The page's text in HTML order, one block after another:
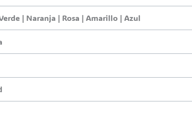
| Naranja | Rosa | Amarillo | Azul